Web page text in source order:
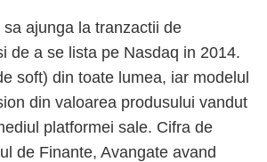
sa ajunga la tranzactii de
de a se lista pe Nasdaq in 2014.
soft) din toate lumea, iar modelul
din valoarea produsului vandut
platformei sale. Cifra de
de Finante, Avangate avand